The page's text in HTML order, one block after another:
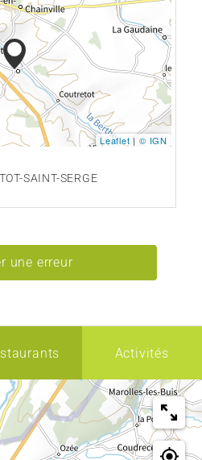
Leaflet | © IGN
SAINT-SERGE
une erreur
Activités